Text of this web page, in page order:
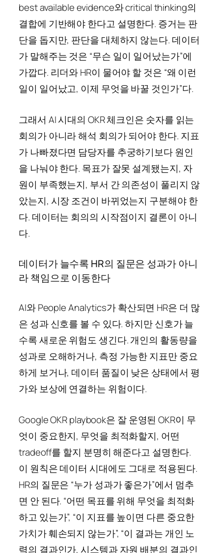
best available evidence와 critical thinking의
결합에 기반해야 한다고 설명한다. 증거는 판
단을 돕지만, 판단을 대체하지 않는다. 데이터
가 말해주는 것은 “무슨 일이 일어났는가”에
가깝다. 리더와 HR이 물어야 할 것은 “왜 이런
일이 일어났고, 이제 무엇을 바꿀 것인가”다.
그래서 AI 시대의 OKR 체크인은 숫자를 읽는
회의가 아니라 해석 회의가 되어야 한다. 지표
가 나빠졌다면 담당자를 추궁하기보다 원인
을 나눠야 한다. 목표가 잘못 설계됐는지, 자
원이 부족했는지, 부서 간 의존성이 풀리지 않
았는지, 시장 조건이 바뀌었는지 구분해야 한
다. 데이터는 회의의 시작점이지 결론이 아니
다.
데이터가 늘수록 HR의 질문은 성과가 아니
라 책임으로 이동한다
AI와 People Analytics가 확산되면 HR은 더 많
은 성과 신호를 볼 수 있다. 하지만 신호가 늘
수록 새로운 위험도 생긴다. 개인의 활동량을
성과로 오해하거나, 측정 가능한 지표만 중요
하게 보거나, 데이터 품질이 낮은 상태에서 평
가와 보상에 연결하는 위험이다.
Google OKR playbook은 잘 운영된 OKR이 무
엇이 중요한지, 무엇을 최적화할지, 어떤
tradeoff를 할지 분명히 해준다고 설명한다.
이 원칙은 데이터 시대에도 그대로 적용된다.
HR의 질문은 “누가 성과가 좋은가”에서 멈추
면 안 된다. “어떤 목표를 위해 무엇을 최적화
하고 있는가”, “이 지표를 높이면 다른 중요한
가치가 훼손되지 않는가”, “이 결과는 개인 노
력의 결과인가, 시스템과 자원 배분의 결과인